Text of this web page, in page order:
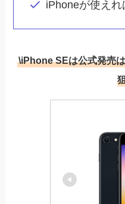
iPhoneが使え
\iPhone SEは公式発売